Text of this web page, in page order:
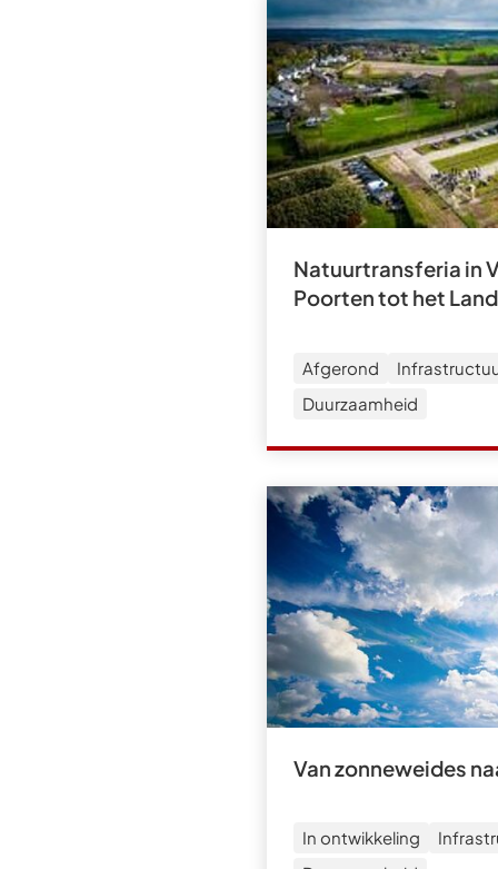
Natuurtransferia in
Poorten tot het
Afgerond
Duurzaamheid
Van zonneweides
In ontwikkeling